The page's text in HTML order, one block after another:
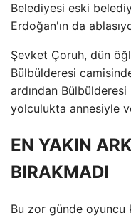
Belediyesi eski
Erdoğan'ın da
Şevket Çoruh, dün
Bülbülderesi
ardından Bülbülderesi
yolculukta annesiyle
EN YAKIN
BIRAKMADI
Bu zor günde oyuncu